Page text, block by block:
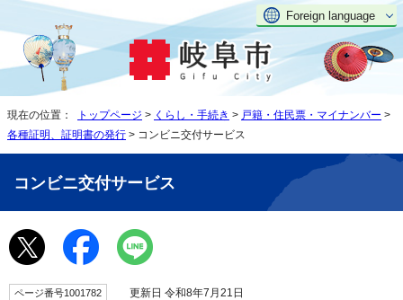
Foreign language
現在の位置： トップページ > くらし・手続き > 戸籍・住民票・マイナンバー >
各種証明、証明書の発行 > コンビニ交付サービス
コンビニ交付サービス
ページ番号1001782 更新日 令和8年7月21日